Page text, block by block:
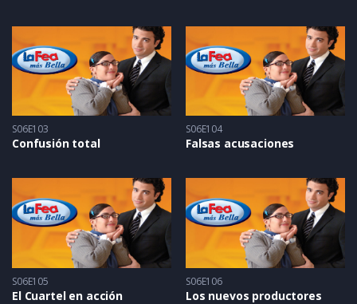
S06E103
Confusión total
S06E104
Falsas acusaciones
S06E105
El Cuartel en acción
S06E106
Los nuevos productores